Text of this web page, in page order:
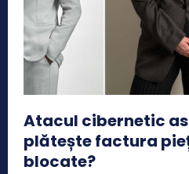
Atacul cibernetic
plătește factura
blocate?